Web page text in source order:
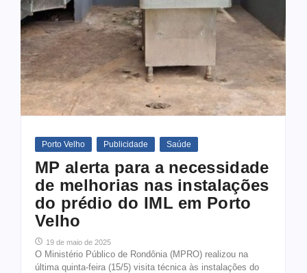
Porto Velho Publicidade Saúde
MP alerta para a necessidade
de melhorias nas instalações
do prédio do IML em Porto
Velho
19 de maio de 2025
O Ministério Público de Rondônia (MPRO) realizou na
última quinta-feira (15/5) visita técnica às instalações do